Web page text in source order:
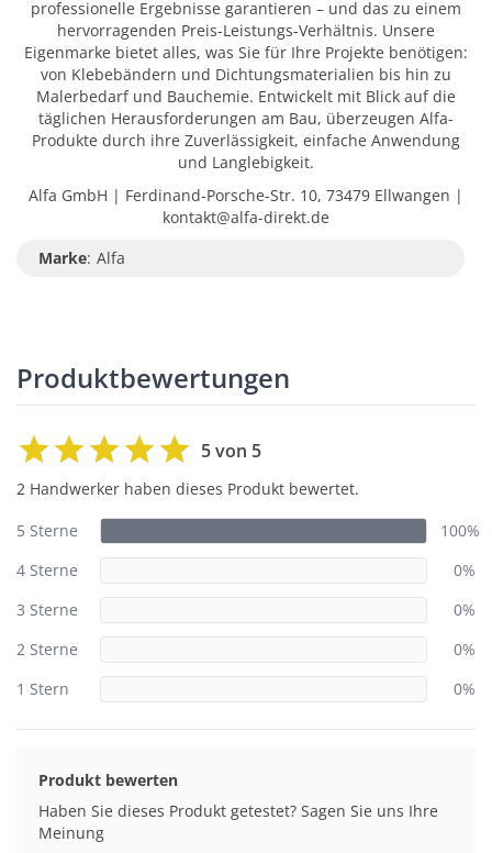
professionelle Ergebnisse garantieren – und das zu einem
hervorragenden Preis-Leistungs-Verhältnis. Unsere
Eigenmarke bietet alles, was Sie für Ihre Projekte benötigen:
von Klebebändern und Dichtungsmaterialien bis hin zu
Malerbedarf und Bauchemie. Entwickelt mit Blick auf die
täglichen Herausforderungen am Bau, überzeugen Alfa-
Produkte durch ihre Zuverlässigkeit, einfache Anwendung
und Langlebigkeit.
Alfa GmbH | Ferdinand-Porsche-Str. 10, 73479 Ellwangen |
kontakt@alfa-direkt.de
Marke: Alfa
Produktbewertungen
5 von 5
2 Handwerker haben dieses Produkt bewertet.
5 Sterne
100%
4 Sterne
0%
3 Sterne
0%
2 Sterne
0%
1 Stern
0%
Produkt bewerten
Haben Sie dieses Produkt getestet? Sagen Sie uns Ihre
Meinung